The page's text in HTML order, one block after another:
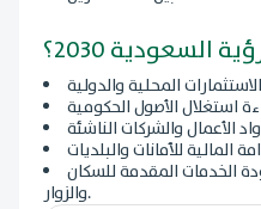
السعودية 2030؟
الخدمات المقدمة للسكان
والزوار.